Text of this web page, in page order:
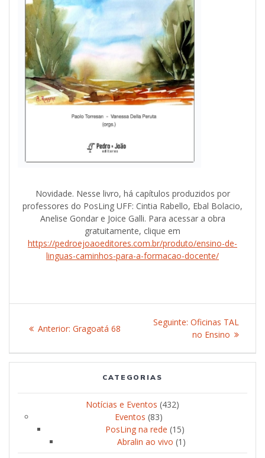
Novidade. Nesse livro, há capítulos produzidos por
professores do PosLing UFF: Cintia Rabello, Ebal Bolacio,
Anelise Gondar e Joice Galli. Para acessar a obra
gratuitamente, clique em
https://pedroejoaoeditores.com.br/produto/ensino-de-
linguas-caminhos-para-a-formacao-docente/
Post
Anterior: Post
Gragoatá 68
Seguinte: Post
seguinte:
Oficinas TAL
no Ensino
CATEGORIAS
Notícias e Eventos (432)
Eventos (83)
PosLing na rede (15)
Abralin ao vivo (1)